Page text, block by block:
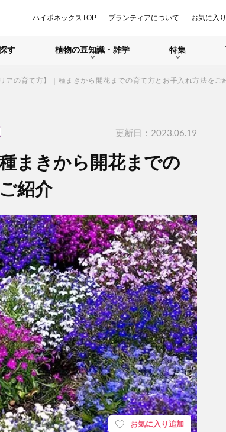
ハイポネックスTOP プランティアについて お気に入
す 植物の豆知識・雑学 特集
リアの育て方】｜種まきから開花までの育て方とお手入れ方法をご
更新日：2023.06.19
まきから開花までの
紹介
お気に入り追加